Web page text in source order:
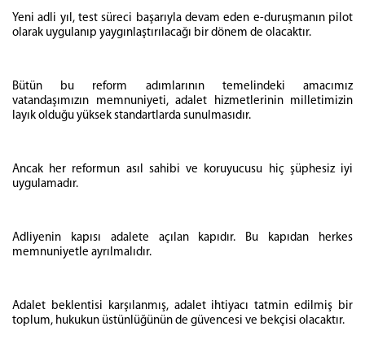
Yeni adli yıl, test süreci başarıyla devam eden e-duruşmanın pilot
olarak uygulanıp yaygınlaştırılacağı bir dönem de olacaktır.
Bütün bu reform adımlarının temelindeki amacımız
vatandaşımızın memnuniyeti, adalet hizmetlerinin milletimizin
layık olduğu yüksek standartlarda sunulmasıdır.
Ancak her reformun asıl sahibi ve koruyucusu hiç şüphesiz iyi
uygulamadır.
Adliyenin kapısı adalete açılan kapıdır. Bu kapıdan herkes
memnuniyetle ayrılmalıdır.
Adalet beklentisi karşılanmış, adalet ihtiyacı tatmin edilmiş bir
toplum, hukukun üstünlüğünün de güvencesi ve bekçisi olacaktır.